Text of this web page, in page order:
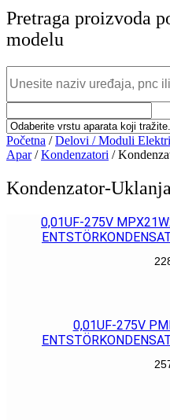
Pretraga proizvoda
modelu
Početna /Delovi / Moduli
Apar/Kondenzatori /
Kondenzator-
0,01UF-275V
0,01UF-275V